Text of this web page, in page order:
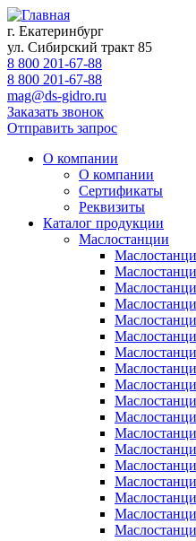
г. Екатеринбург
ул. Сибирский тракт 85
8 800 201-67-88
8 800 201-67-88
mag@ds-gidro.ru
Заказать звонок
Отправить запрос
О компании
О компании
Сертификаты
Реквизиты
Каталог продукции
Маслостанции